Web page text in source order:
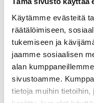
Käytämme evästeitä
räätälöimiseen,
tukemiseen ja
jaamme sosiaalisen
alan
sivustoamme.
tietoja muihin tietoihin,
Palvelut
Kulutuksen
Laskutus
Muuttajalle